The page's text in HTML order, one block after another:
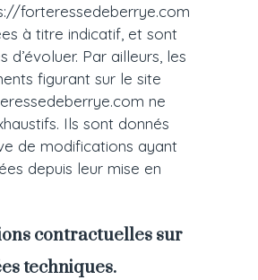
forteressedeberrye.com
à titre indicatif, et sont
d’évoluer. Par ailleurs, les
figurant sur le site
ne
Ils sont donnés
de modifications ayant
depuis leur mise en
contractuelles sur
techniques.